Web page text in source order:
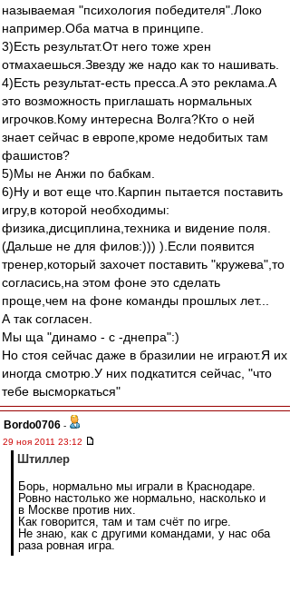
называемая "психология победителя".Локо
например.Оба матча в принципе.
3)Есть результат.От него тоже хрен
отмахаешься.Звезду же надо как то нашивать.
4)Есть результат-есть пресса.А это реклама.А
это возможность приглашать нормальных
игрочков.Кому интересна Волга?Кто о ней
знает сейчас в европе,кроме недобитых там
фашистов?
5)Мы не Анжи по бабкам.
6)Ну и вот еще что.Карпин пытается поставить
игру,в которой необходимы:
физика,дисциплина,техника и видение поля.
(Дальше не для филов:))) ).Если появится
тренер,который захочет поставить "кружева",то
согласись,на этом фоне это сделать
проще,чем на фоне команды прошлых лет...
А так согласен.
Мы ща "динамо - с -днепра":)
Но стоя сейчас даже в бразилии не играют.Я их
иногда смотрю.У них подкатится сейчас, "что
тебе высморкаться"
Bordo0706 -
29 ноя 2011 23:12
Штиллер
Борь, нормально мы играли в Краснодаре.
Ровно настолько же нормально, насколько и
в Москве против них.
Как говорится, там и там счёт по игре.
Не знаю, как с другими командами, у нас оба
раза ровная игра.